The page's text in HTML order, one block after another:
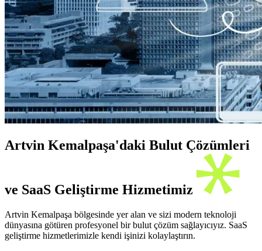
Artvin Kemalpaşa'daki Bulut Çözümleri
ve SaaS Geliştirme Hizmetimiz
Artvin Kemalpaşa bölgesinde yer alan ve sizi modern teknoloji
dünyasına götüren profesyonel bir bulut çözüm sağlayıcıyız. SaaS
geliştirme hizmetlerimizle kendi işinizi kolaylaştırın.